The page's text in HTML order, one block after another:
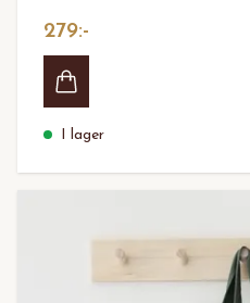
279:-
I lager